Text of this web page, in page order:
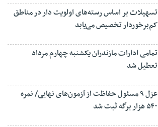
تسهیلات بر اساس رسته‌های اولویت دار در مناطق
کم‌برخوردار تخصیص می‌یابد
تمامی ادارات مازندران یکشنبه چهارم مرداد
تعطیل شد
عزل ۹ مسئول حفاظت از آزمون‌های نهایی/ نمره
۵۴۰ هزار برگه ثبت شد